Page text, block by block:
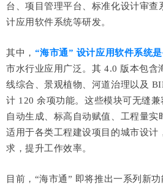
台、项目管理平台、标准化设计审查
计应用软件系统等研发。
其中， “海市通” 设计应用软件系统
市水行业应用广泛。其 4.0 版本包含
线综合、景观植物、河道治理以及
计 120 余项功能。这些模块可无缝
自动生成、标高自动赋值、工程量实
适用于各类工程建设项目的城市设计
求，提升工作效率。
目前，“海市通” 即将推出一系列新